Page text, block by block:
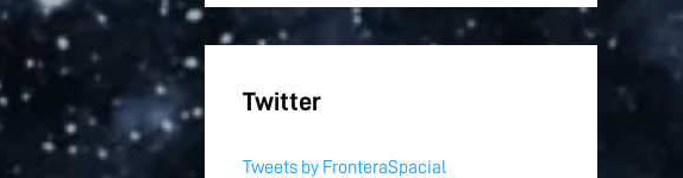
Twitter
Tweets by FronteraSpacial